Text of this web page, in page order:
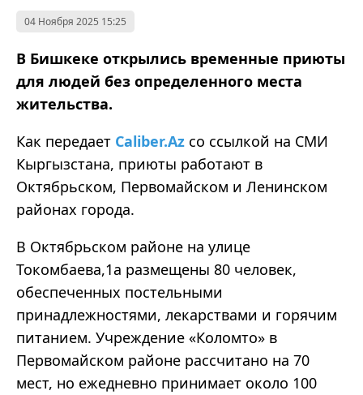
04 Ноября 2025 15:25
В Бишкеке открылись временные приюты
для людей без определенного места
жительства.
Как передает Caliber.Az со ссылкой на СМИ
Кыргызстана, приюты работают в
Октябрьском, Первомайском и Ленинском
районах города.
В Октябрьском районе на улице
Токомбаева,1а размещены 80 человек,
обеспеченных постельными
принадлежностями, лекарствами и горячим
питанием. Учреждение «Коломто» в
Первомайском районе рассчитано на 70
мест, но ежедневно принимает около 100